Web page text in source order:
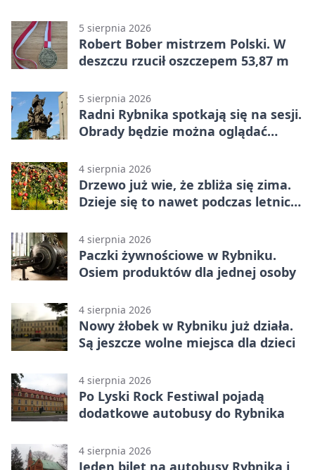
5 sierpnia 2026
Robert Bober mistrzem Polski. W
deszczu rzucił oszczepem 53,87 m
5 sierpnia 2026
Radni Rybnika spotkają się na sesji.
Obrady będzie można oglądać
4 sierpnia 2026
Drzewo już wie, że zbliża się zima.
Dzieje się to nawet podczas letnich
4 sierpnia 2026
Paczki żywnościowe w Rybniku.
Osiem produktów dla jednej osoby
4 sierpnia 2026
Nowy żłobek w Rybniku już działa.
Są jeszcze wolne miejsca dla dzieci
4 sierpnia 2026
Po Lyski Rock Festiwal pojadą
dodatkowe autobusy do Rybnika
4 sierpnia 2026